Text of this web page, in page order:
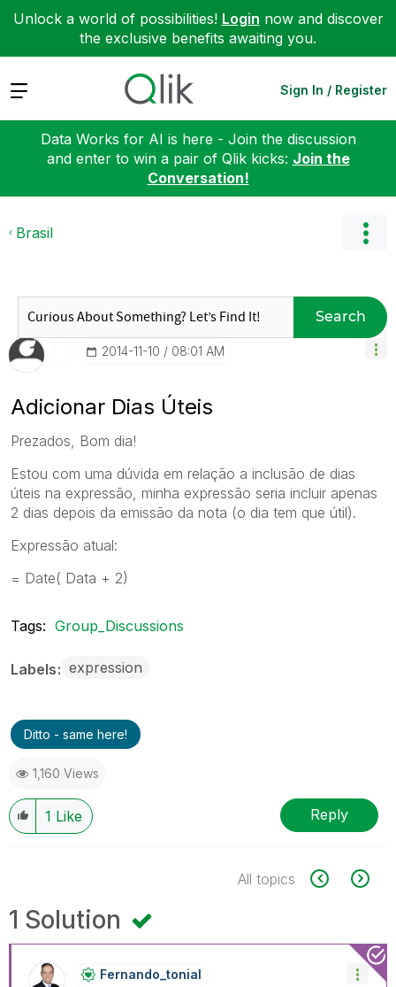
Unlock a world of possibilities! Login now and discover
the exclusive benefits awaiting you.
Expand Sign In / Register
Data Works for AI is here - Join the discussion
and enter to win a pair of Qlik kicks: Join the
Conversation!
Brasil
Search
‎2014-11-10 08:01 AM
Adicionar Dias Úteis
Prezados, Bom dia!
Estou com uma dúvida em relação a inclusão de dias
úteis na expressão, minha expressão seria incluir apenas
2 dias depois da emissão da nota (o dia tem que útil).
Expressão atual:
= Date( Data + 2)
Tags: Group_Discussions
Labels expression
Ditto - same here!
1,160 Views
1 Like Reply
All topics
1 Solution
Fernando_tonial